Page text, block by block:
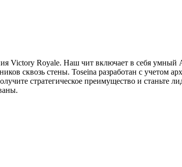
Victory Royale. Наш чит включает в себя умный
сквозь стены. Toseina разработан с учетом
стратегическое преимущество и станьте